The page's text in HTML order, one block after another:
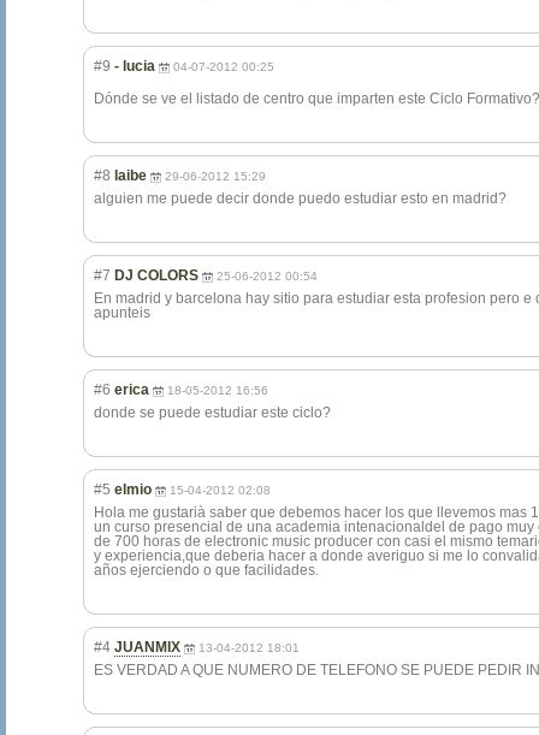
#9 - lucia 04-07-2012 00:25
Dónde se ve el listado de centro que imparten este Ciclo
#8 laibe 29-06-2012 15:29
alguien me puede decir donde puedo estudiar esto en madrid?
#7 DJ COLORS 25-06-2012 00:54
En madrid y barcelona hay sitio para estudiar esta profesion pero
apunteis
#6 erica 18-05-2012 16:56
donde se puede estudiar este ciclo?
#5 elmio 15-04-2012 02:08
Hola me gustarià saber que debemos hacer los que llevemos mas
un curso presencial de una academia intenacionaldel de pago
de 700 horas de electronic music producer con casi el mismo
y experiencia,que deberia hacer a donde averiguo si me lo
años ejerciendo o que facilidades.
#4 JUANMIX 13-04-2012 18:01
ES VERDAD A QUE NUMERO DE TELEFONO SE PUEDE PEDIR